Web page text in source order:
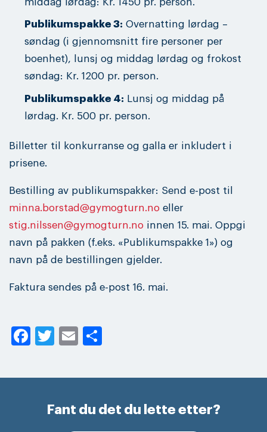
Publikumspakke 3: Overnatting lørdag –
søndag (i gjennomsnitt fire personer per
boenhet), lunsj og middag lørdag og frokost
søndag: Kr. 1200 pr. person.
Publikumspakke 4: Lunsj og middag på
lørdag. Kr. 500 pr. person.
Billetter til konkurranse og galla er inkludert i
prisene.
Bestilling av publikumspakker: Send e-post til
minna.borstad@gymogturn.no eller
stig.nilssen@gymogturn.no innen 15. mai. Oppgi
navn på pakken (f.eks. «Publikumspakke 1») og
navn på de bestillingen gjelder.
Faktura sendes på e-post 16. mai.
Facebook
Twitter
Email
Fant du det du lette etter?